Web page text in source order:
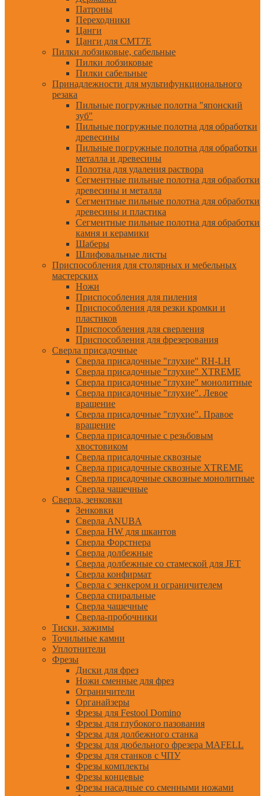
Патроны
Переходники
Цанги
Цанги для CMT7E
Пилки лобзиковые, сабельные
Пилки лобзиковые
Пилки сабельные
Принадлежности для мультифункционального
резака
Пильные погружные полотна "японский
зуб"
Пильные погружные полотна для обработки
древесины
Пильные погружные полотна для обработки
металла и древесины
Полотна для удаления раствора
Сегментные пильные полотна для обработки
древесины и металла
Сегментные пильные полотна для обработки
древесины и пластика
Сегментные пильные полотна для обработки
камня и керамики
Шаберы
Шлифовальные листы
Приспособления для столярных и мебельных
мастерских
Ножи
Приспособления для пиления
Приспособления для резки кромки и
пластиков
Приспособления для сверления
Приспособления для фрезерования
Сверла присадочные
Сверла присадочные "глухие" RH-LH
Сверла присадочные "глухие" XTREME
Сверла присадочные "глухие" монолитные
Сверла присадочные "глухие". Левое
вращение
Сверла присадочные "глухие". Правое
вращение
Сверла присадочные с резьбовым
хвостовиком
Сверла присадочные сквозные
Сверла присадочные сквозные XTREME
Сверла присадочные сквозные монолитные
Сверла чашечные
Сверла, зенковки
Зенковки
Сверла ANUBA
Сверла HW для шкантов
Сверла Форстнера
Сверла долбежные
Сверла долбежные со стамеской для JET
Сверла конфирмат
Сверла с зенкером и ограничителем
Сверла спиральные
Сверла чашечные
Сверла-пробочники
Тиски, зажимы
Точильные камни
Уплотнители
Фрезы
Диски для фрез
Ножи сменные для фрез
Ограничители
Органайзеры
Фрезы для Festool Domino
Фрезы для глубокого пазования
Фрезы для долбежного станка
Фрезы для дюбельного фрезера MAFELL
Фрезы для станков с ЧПУ
Фрезы комплекты
Фрезы концевые
Фрезы насадные со сменными ножами